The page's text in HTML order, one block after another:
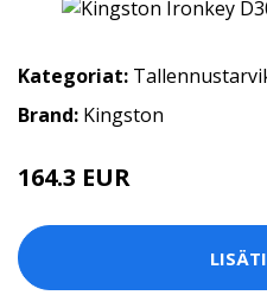
Kategoriat:
Brand: Kingston
164.3 EUR